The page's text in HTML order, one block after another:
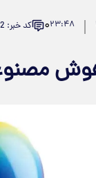
۲۳:۴۸۰ کد خبر: 950232